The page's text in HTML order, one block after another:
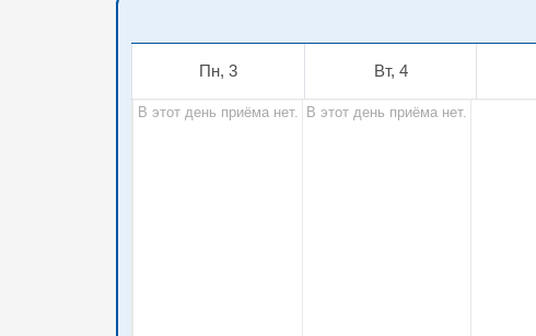
Пн, 3 Вт, 4
В этот день приёма нет. В этот день приёма нет.